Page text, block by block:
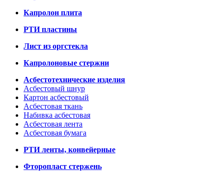
Капролон плита
РТИ пластины
Лист из оргстекла
Капролоновые стержни
Асбестотехнические изделия
Асбестовый шнур
Картон асбестовый
Асбестовая ткань
Набивка асбестовая
Асбестовая лента
Асбестовая бумага
РТИ ленты, конвейерные
Фторопласт стержень